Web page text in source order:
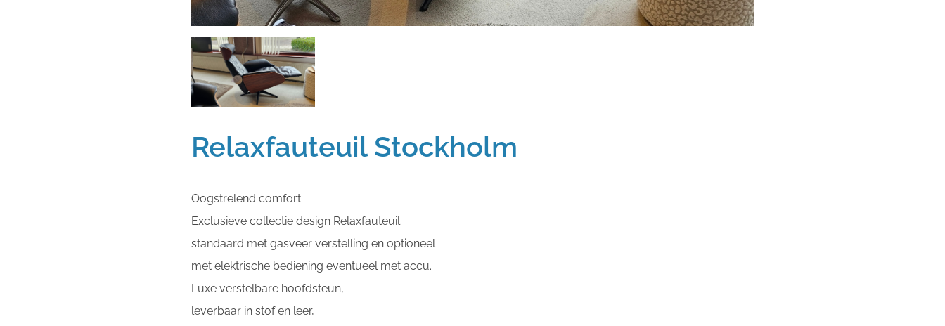
Relaxfauteuil Stockholm
Oogstrelend comfort
Exclusieve collectie design Relaxfauteuil.
standaard met gasveer verstelling en optioneel
met elektrische bediening eventueel met accu.
Luxe verstelbare hoofdsteun,
leverbaar in stof en leer,